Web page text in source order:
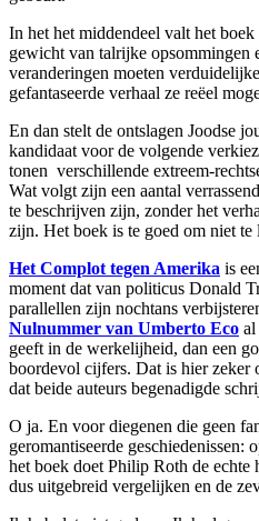
In het het middendeel valt het
gewicht van talrijke opsommingen
veranderingen moeten
gefantaseerde verhaal ze reëel
En dan stelt de ontslagen Joodse
kandidaat voor de volgende
tonen verschillende extreem-
Wat volgt zijn een aantal
te beschrijven zijn, zonder het
zijn. Het boek is te goed om niet te
Het Complot tegen Amerika is
moment dat van politicus Donald
parallellen zijn nochtans
Nulnummer van Umberto Eco al
geeft in de werkelijheid, dan een
boordevol cijfers. Dat is hier zeker
dat beide auteurs begenadigde
O ja. En voor diegenen die geen
geromantiseerde geschiedenissen:
het boek doet Philip Roth de echte
dus uitgebreid vergelijken en de